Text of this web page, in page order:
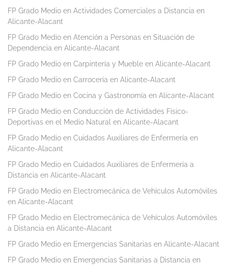
FP Grado Medio en Actividades Comerciales a Distancia en
Alicante-Alacant
FP Grado Medio en Atención a Personas en Situación de
Dependencia en Alicante-Alacant
FP Grado Medio en Carpintería y Mueble en Alicante-Alacant
FP Grado Medio en Carrocería en Alicante-Alacant
FP Grado Medio en Cocina y Gastronomía en Alicante-Alacant
FP Grado Medio en Conducción de Actividades Físico-
Deportivas en el Medio Natural en Alicante-Alacant
FP Grado Medio en Cuidados Auxiliares de Enfermería en
Alicante-Alacant
FP Grado Medio en Cuidados Auxiliares de Enfermería a
Distancia en Alicante-Alacant
FP Grado Medio en Electromecánica de Vehículos Automóviles
en Alicante-Alacant
FP Grado Medio en Electromecánica de Vehículos Automóviles
a Distancia en Alicante-Alacant
FP Grado Medio en Emergencias Sanitarias en Alicante-Alacant
FP Grado Medio en Emergencias Sanitarias a Distancia en